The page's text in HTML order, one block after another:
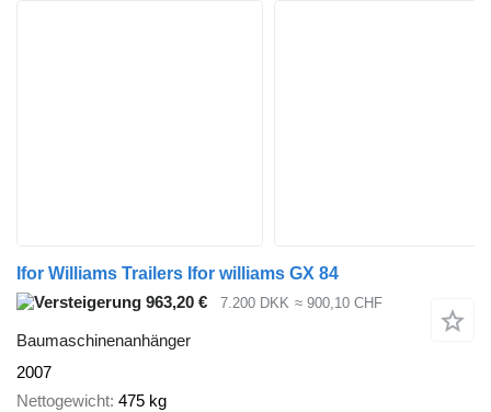
Ifor Williams Trailers Ifor williams GX 84
963,20 €
7.200 DKK ≈ 900,10 CHF
Baumaschinenanhänger
2007
Nettogewicht 475 kg